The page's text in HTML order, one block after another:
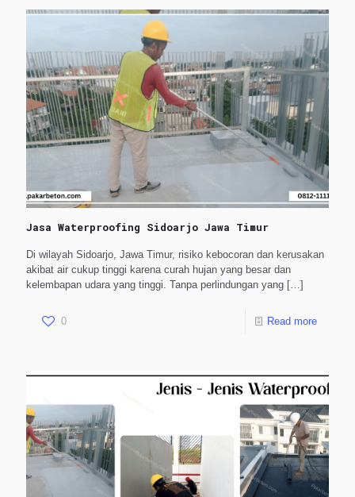
Jasa Waterproofing Sidoarjo Jawa Timur
Di wilayah Sidoarjo, Jawa Timur, risiko kebocoran dan kerusakan
akibat air cukup tinggi karena curah hujan yang besar dan
kelembapan udara yang tinggi. Tanpa perlindungan yang […]
0 Read more